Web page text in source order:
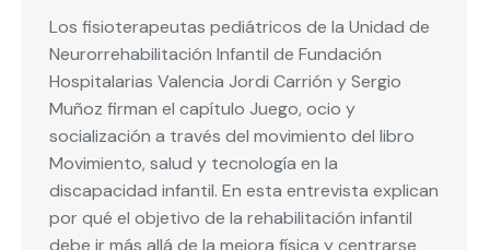
Los fisioterapeutas pediátricos de la Unidad de
Neurorrehabilitación Infantil de Fundación
Hospitalarias Valencia Jordi Carrión y Sergio
Muñoz firman el capítulo Juego, ocio y
socialización a través del movimiento del libro
Movimiento, salud y tecnología en la
discapacidad infantil. En esta entrevista explican
por qué el objetivo de la rehabilitación infantil